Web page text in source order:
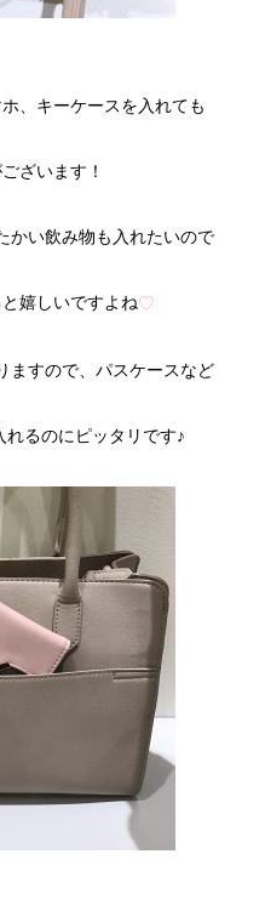
、キーケースを入れても
ざいます！
かい飲み物も入れたいので
嬉しいですよね♡
ますので、パスケースなど
るのにピッタリです♪